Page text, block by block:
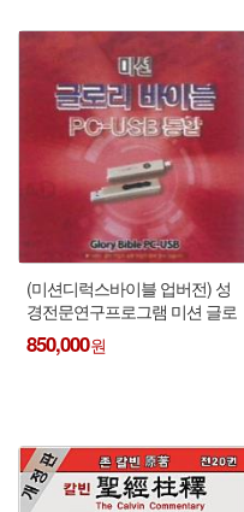
(미션디럭스바이블 업버전) 성
경전문연구프로그램 미션 글로
리 바이블 USB + PC 통합버전
원어성경 주석 강해 설교 성경
850,000